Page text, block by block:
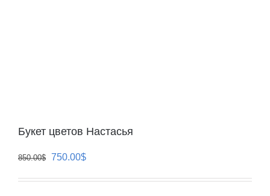
Букет цветов Настасья
850.00$ Первоначальная
750.00$Текущая